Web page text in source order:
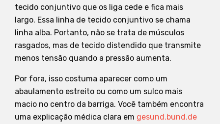
tecido conjuntivo que os liga cede e fica mais
largo. Essa linha de tecido conjuntivo se chama
linha alba. Portanto, não se trata de músculos
rasgados, mas de tecido distendido que transmite
menos tensão quando a pressão aumenta.
Por fora, isso costuma aparecer como um
abaulamento estreito ou como um sulco mais
macio no centro da barriga. Você também encontra
uma explicação médica clara em gesund.bund.de